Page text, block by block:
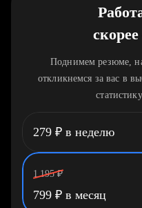
скорее
Поднимем резюме,
откликнемся за вас в
279 ₽ в неделю
1 195 ₽
799 ₽ в месяц